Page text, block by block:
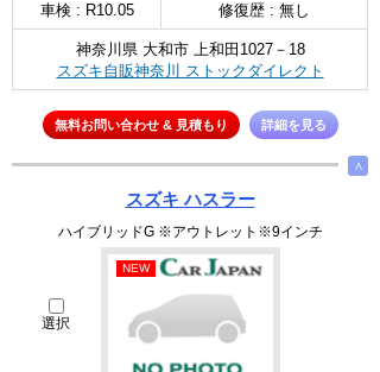
車検 : R10.05 修復歴 : 無し
神奈川県 大和市 上和田1027－18
スズキ自販神奈川 ストックダイレクト
無料お問い合わせ & 見積もり 詳細を見る
∧
スズキ ハスラー
ハイブリッドG ※アウトレット※9インチ
選択
NEW